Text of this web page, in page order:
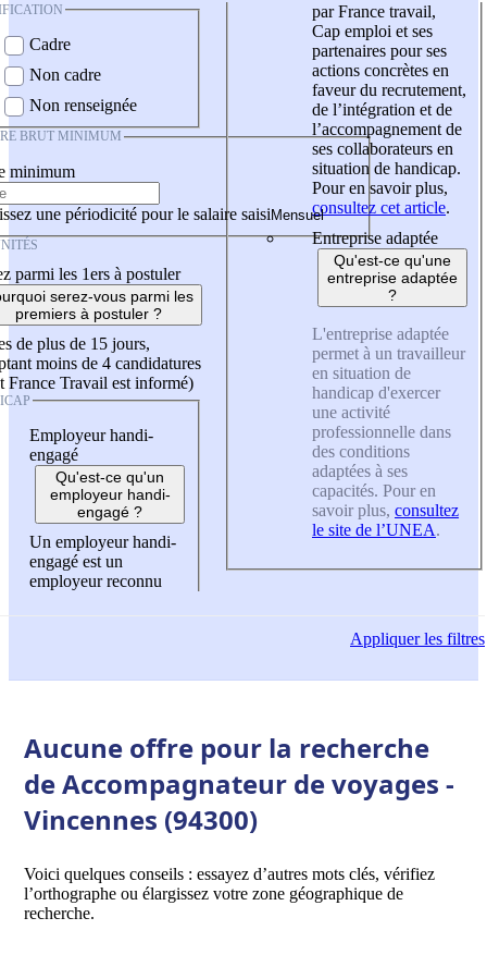
Cadre
Non cadre
Non renseignée
BRUT MINIMUM
minimum
une périodicité pour le salaire saisi
parmi les 1ers à postuler
serez-vous parmi les
premiers à postuler ?
de plus de 15 jours,
moins de 4 candidatures
France Travail est informé)
Employeur handi-
engagé
Qu'est-ce qu'un
employeur handi-
engagé ?
Un employeur handi-
engagé est un
employeur reconnu
par France travail,
Cap emploi et ses
partenaires pour ses
actions concrètes en
faveur du recrutement,
de l’intégration et de
l’accompagnement de
ses collaborateurs en
situation de handicap.
Pour en savoir plus,
consultez cet article.
Entreprise adaptée
Qu'est-ce qu'une
entreprise adaptée
?
L'entreprise adaptée
permet à un travailleur
en situation de
handicap d'exercer
une activité
professionnelle dans
des conditions
adaptées à ses
capacités. Pour en
savoir plus, consultez
le site de l’UNEA.
Appliquerles filtres
Aucune offre pour la recherche
de Accompagnateur de voyages -
Vincennes (94300)
Voici quelques conseils : essayez d’autres mots clés, vérifiez
l’orthographe ou élargissez votre zone géographique de
recherche.